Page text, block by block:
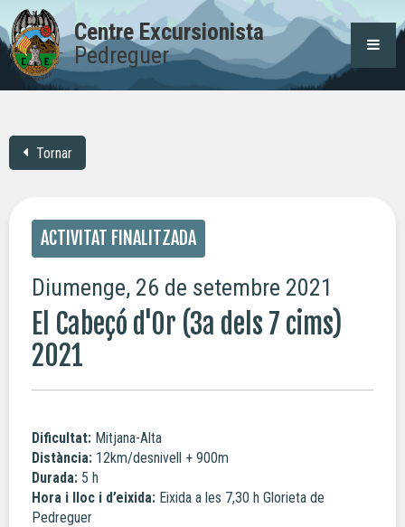
Centre Excursionista
Pedreguer
Tornar
ACTIVITAT FINALITZADA
Diumenge, 26 de setembre 2021
El Cabeçó d'Or (3a dels 7 cims)
2021
Dificultat: Mitjana-Alta
Distància: 12km/desnivell + 900m
Durada: 5 h
Hora i lloc i d’eixida: Eixida a les 7,30 h Glorieta de
Pedreguer